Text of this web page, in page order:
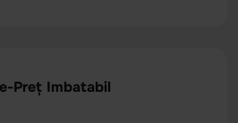
Preț Imbatabil